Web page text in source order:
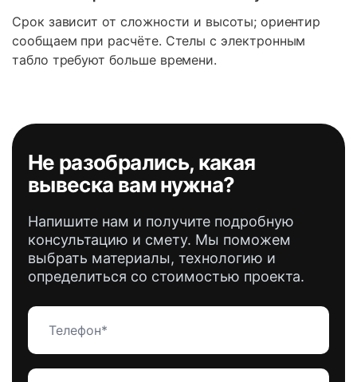
Срок зависит от сложности и высоты; ориентир
сообщаем при расчёте. Стелы с электронным
табло требуют больше времени.
Не разобрались, какая
вывеска вам нужна?
Напишите нам и получите подробную
консультацию и смету. Мы поможем
выбрать материалы, технологию и
определиться со стоимостью проекта.